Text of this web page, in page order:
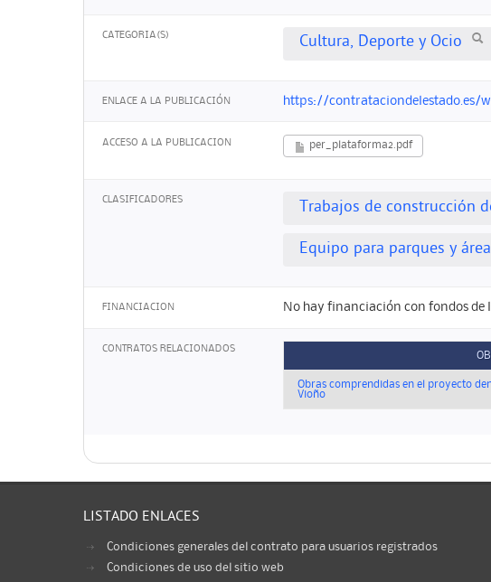
CATEGORIA(S) Cultura, Deporte y Ocio
ENLACE A LA PUBLICACIÓN https://contrataciondelestado.es/
ACCESO A LA PUBLICACION per_plataforma2.pdf
CLASIFICADORES Trabajos de construcción
Equipo para parques y
FINANCIACION No hay financiación con fondos de
CONTRATOS RELACIONADOS
Obras comprendidas en el proyecto
Vioño
LISTADO ENLACES
Condiciones generales del contrato para usuarios registrados
Condiciones de uso del sitio web